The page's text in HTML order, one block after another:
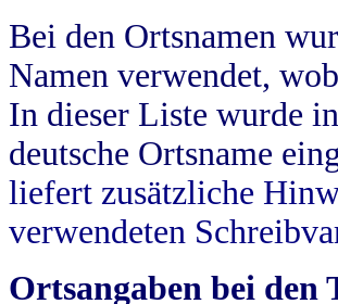
Bei den Ortsnamen
Namen verwendet,
In dieser Liste wurde
deutsche Ortsname
liefert zusätzliche
verwendeten
Ortsangaben bei den